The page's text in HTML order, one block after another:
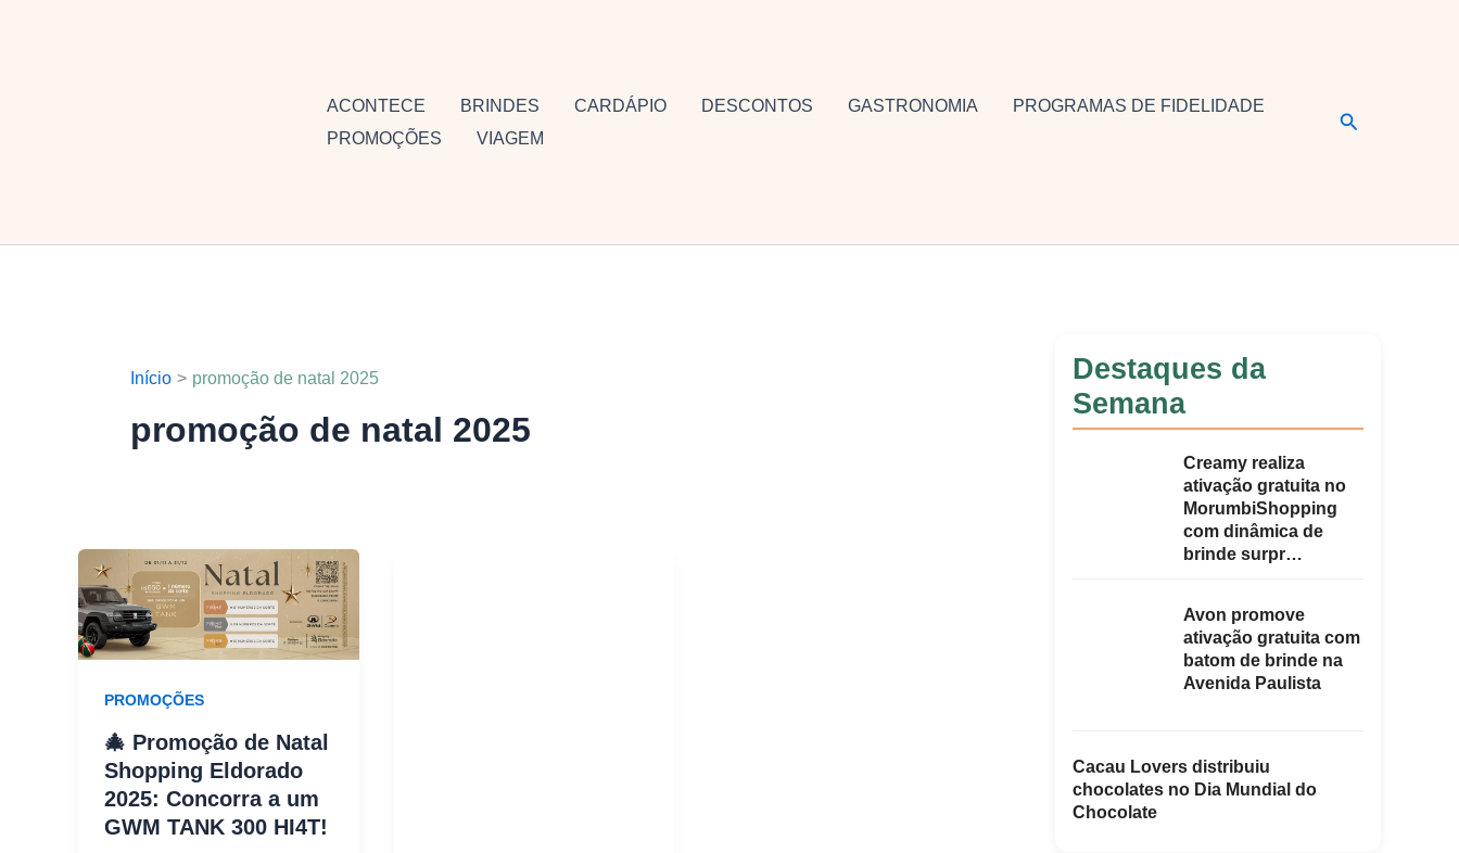
ACONTECE BRINDES CARDÁPIO DESCONTOS GASTRONOMIA
PROGRAMAS DE FIDELIDADE
PROMOÇÕES
VIAGEM
Pesquisar
Início promoção de natal 2025
promoção de natal 2025
PROMOÇÕES
🎄 Promoção de Natal
Shopping Eldorado
2025: Concorra a um
GWM TANK 300 HI4T!
Destaques da
Semana
Creamy realiza
ativação gratuita no
MorumbiShopping
com dinâmica de
brinde surpr…
Avon promove
ativação gratuita com
batom de brinde na
Avenida Paulista
Cacau Lovers distribuiu
chocolates no Dia Mundial do
Chocolate